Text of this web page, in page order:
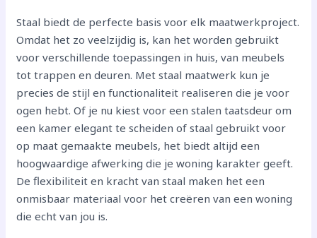
Staal biedt de perfecte basis voor elk maatwerkproject.
Omdat het zo veelzijdig is, kan het worden gebruikt
voor verschillende toepassingen in huis, van meubels
tot trappen en deuren. Met staal maatwerk kun je
precies de stijl en functionaliteit realiseren die je voor
ogen hebt. Of je nu kiest voor een stalen taatsdeur om
een kamer elegant te scheiden of staal gebruikt voor
op maat gemaakte meubels, het biedt altijd een
hoogwaardige afwerking die je woning karakter geeft.
De flexibiliteit en kracht van staal maken het een
onmisbaar materiaal voor het creëren van een woning
die echt van jou is.